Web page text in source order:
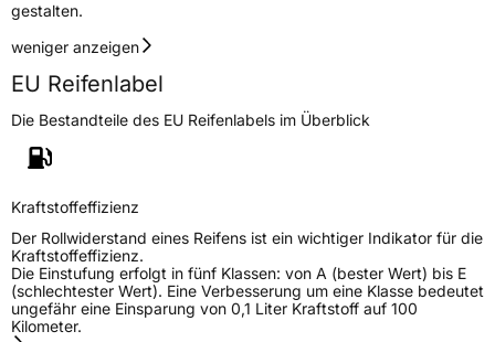
gestalten.
weniger anzeigen
EU Reifenlabel
Die Bestandteile des EU Reifenlabels im Überblick
Kraftstoffeffizienz
Der Rollwiderstand eines Reifens ist ein wichtiger Indikator für die
Kraftstoffeffizienz.
Die Einstufung erfolgt in fünf Klassen: von A (bester Wert) bis E
(schlechtester Wert). Eine Verbesserung um eine Klasse bedeutet
ungefähr eine Einsparung von 0,1 Liter Kraftstoff auf 100
Kilometer.